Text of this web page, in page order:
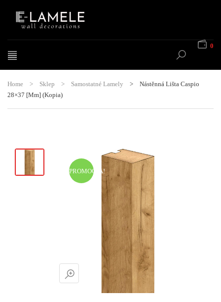
0
Home > Sklep > Samostatné Lamely >
Nástěnná Lišta Caspio
28×37 [mm] (Kopia)
PROMOCJA!